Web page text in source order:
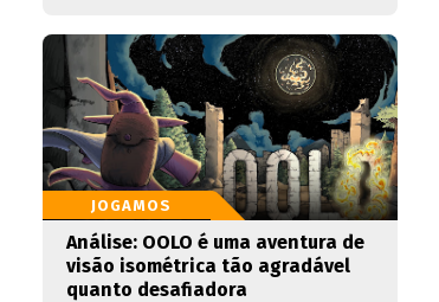
JOGAMOS
Análise: OOLO é uma aventura de
visão isométrica tão agradável
quanto desafiadora